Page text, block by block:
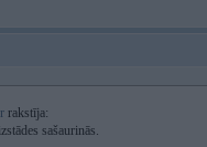
rakstīja:
sašaurinās.